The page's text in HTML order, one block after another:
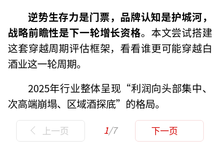
逆势生存力是门票，品牌认知是护城河，
战略前瞻性是下一轮增长资格。本文尝试搭建
这套穿越周期评估框架，看看谁更可能穿越白
酒业这一轮周期。
2025年行业整体呈现“利润向头部集中、
次高端崩塌、区域酒探底”的格局。
上一页 1/7 下一页